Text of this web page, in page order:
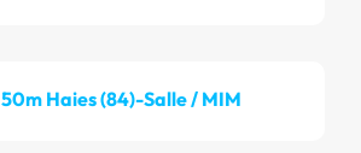
50m Haies (84)-Salle / MIM